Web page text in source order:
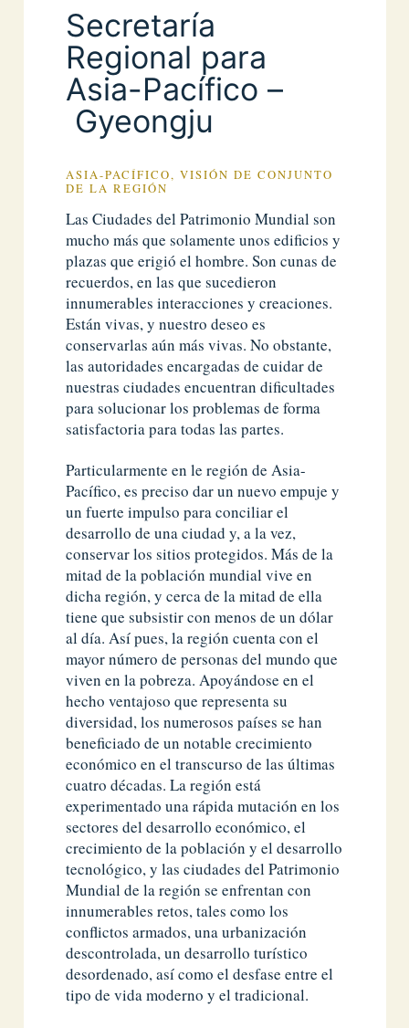
Secretaría
Regional para
Asia-Pacífico –
Gyeongju
ASIA-PACÍFICO, VISIÓN DE CONJUNTO
DE LA REGIÓN
Las Ciudades del Patrimonio Mundial son
mucho más que solamente unos edificios y
plazas que erigió el hombre. Son cunas de
recuerdos, en las que sucedieron
innumerables interacciones y creaciones.
Están vivas, y nuestro deseo es
conservarlas aún más vivas. No obstante,
las autoridades encargadas de cuidar de
nuestras ciudades encuentran dificultades
para solucionar los problemas de forma
satisfactoria para todas las partes.
Particularmente en le región de Asia-
Pacífico, es preciso dar un nuevo empuje y
un fuerte impulso para conciliar el
desarrollo de una ciudad y, a la vez,
conservar los sitios protegidos. Más de la
mitad de la población mundial vive en
dicha región, y cerca de la mitad de ella
tiene que subsistir con menos de un dólar
al día. Así pues, la región cuenta con el
mayor número de personas del mundo que
viven en la pobreza. Apoyándose en el
hecho ventajoso que representa su
diversidad, los numerosos países se han
beneficiado de un notable crecimiento
económico en el transcurso de las últimas
cuatro décadas. La región está
experimentado una rápida mutación en los
sectores del desarrollo económico, el
crecimiento de la población y el desarrollo
tecnológico, y las ciudades del Patrimonio
Mundial de la región se enfrentan con
innumerables retos, tales como los
conflictos armados, una urbanización
descontrolada, un desarrollo turístico
desordenado, así como el desfase entre el
tipo de vida moderno y el tradicional.